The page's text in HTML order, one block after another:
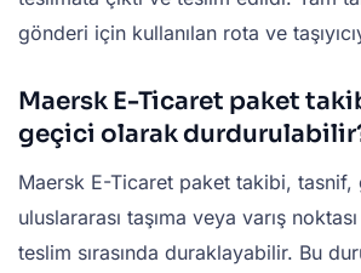
gönderi için kullanılan rota ve
Maersk E-Ticaret paket
geçici olarak
Maersk E-Ticaret paket takibi, tasnif,
uluslararası taşıma veya varış
teslim sırasında duraklayabilir. Bu